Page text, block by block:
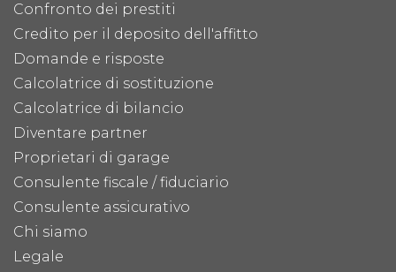
Confronto dei prestiti
Credito per il deposito dell'affitto
Domande e risposte
Calcolatrice di sostituzione
Calcolatrice di bilancio
Diventare partner
Proprietari di garage
Consulente fiscale / fiduciario
Consulente assicurativo
Chi siamo
Legale